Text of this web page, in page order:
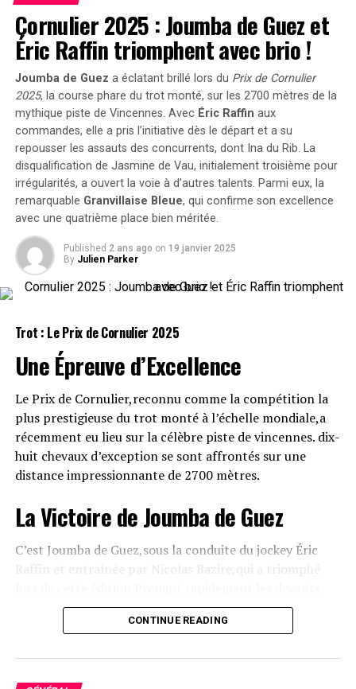
faire face à des réalités difficiles. La décision de Griffin
pourrait avoir des répercussions non seulement sur sa
carrière, mais aussi sur l’avenir des Rockets dans la NBA.
RELATED TOPICS: BASKET-BALL
BASKETBALL
CHOIX DE LOTERIE
ÉCHANGE JOUEUR
LOTERIE
RETRAITE
UP NEXT
South Alabama réalise un exploit historique avec 87
points contre NWST, malgré un quatrième quart-temps
écourté !
Washington se classe parmi les 10 meilleures
universités avec le plus de joueurs en NFL !
Rock Blanc (401)
Ayant retrouvé sa forme physique et bénéficiant d’une
perte de poids depuis sa dernière course, il pourrait bien
surprendre les parieurs.
Talisman Touch (904)
Après avoir terminé deuxième lors de son retour sur la
piste, il a toutes les chances de briller s’il reproduit
cette performance.
Réunion Sportive 3 – Vincennes
(Trot ; Début à 13h50)
Jack is Haufor (307)
Il avait suscité beaucoup d’attentes lors de sa dernière
course mais a rencontré quelques arduousés. Il mérite
une nouvelle chance avec confiance.
Kambria Josselyn (709)
après un départ difficile lors de son dernier essai,elle se
présente ici avec une belle opportunité pour renouer
Cornulier 2025 : Joumba de Guez et
Éric Raffin triomphent avec brio !
Joumba de Guez a éclatant brillé lors du Prix de Cornulier
2025, la course phare du trot monté, sur les 2700 mètres de la
mythique piste de Vincennes. Avec Éric Raffin aux
commandes, elle a pris l’initiative dès le départ et a su
repousser les assauts des concurrents, dont Ina du Rib. La
disqualification de Jasmine de Vau, initialement troisième pour
irrégularités, a ouvert la voie à d’autres talents. Parmi eux, la
remarquable Granvillaise Bleue, qui confirme son excellence
avec une quatrième place bien méritée.
Published 2 ans ago on 19 janvier 2025
By Julien Parker
Trot : Le Prix de Cornulier 2025
Une Épreuve d’Excellence
Le Prix de Cornulier,reconnu comme la compétition la
plus prestigieuse du trot monté à l’échelle mondiale,a
récemment eu lieu sur la célèbre piste de vincennes. dix-
huit chevaux d’exception se sont affrontés sur une
distance impressionnante de 2700 mètres.
La Victoire de Joumba de Guez
C’est Joumba de Guez,sous la conduite du jockey Éric
Raffin et entraînée par Nicolas Bazire,qui a triomphé
dans la course, elle a su maintenir son avance avec brio
jusqu’à l’arrivée, repoussant les assauts des
terminé quatrième lors de l’année précédente.
CONTINUE READING